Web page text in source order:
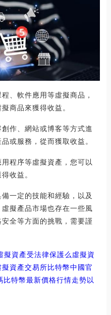
、軟件應用等虛擬商品，
商品來獲得收益。
作、網站或博客等方式進
或服務，從而獲取收益。
程序等虛擬資產，您可以
收益。
一定的技能和經驗，以及
擬產品市場也存在一些風
全等方面的挑戰，需要謹
擬資產受法律保護么 虛擬資
擬資產交易所比特幣中國官
比特幣最新價格行情走勢以